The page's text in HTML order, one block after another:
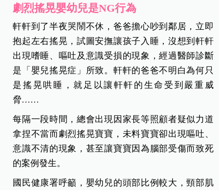
劇烈搖晃嬰幼兒是NG行為
軒軒到了半夜哭鬧不休，爸爸擔心吵到鄰居，立即
抱起左右搖晃，試圖安撫讓孩子入睡，沒想到軒軒
出現嗜睡、嘔吐及意識受損的現象，經過醫師診斷
是「嬰兒搖晃症」所致。軒軒的爸爸不明白為何只
是搖晃哄睡，就足以讓軒軒的生命受到嚴重威
脅……
每隔一段時間，總會出現因家長等照顧者疑似力道
拿捏不當而劇烈搖晃寶寶，未料寶寶卻出現嘔吐、
意識不清的現象，甚至讓寶寶因為腦部受傷而致死
的案例發生。
國民健康署呼籲，嬰幼兒的頭部比例較大，頸部肌